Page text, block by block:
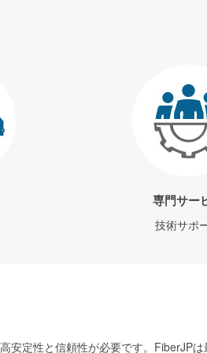
専門サー
技術サポ
安定性と信頼性が必要です。FiberJP